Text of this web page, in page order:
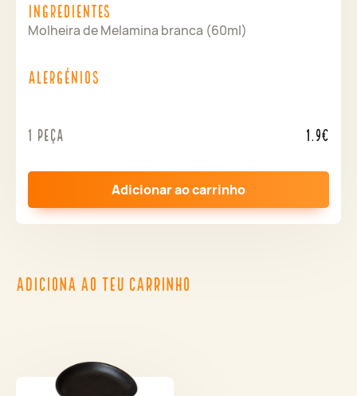
Ingredientes
Molheira de Melamina branca (60ml)
Alergénios
1 peça 1.9€
Adicionar ao carrinho
ADICIONA AO TEU CARRINHO